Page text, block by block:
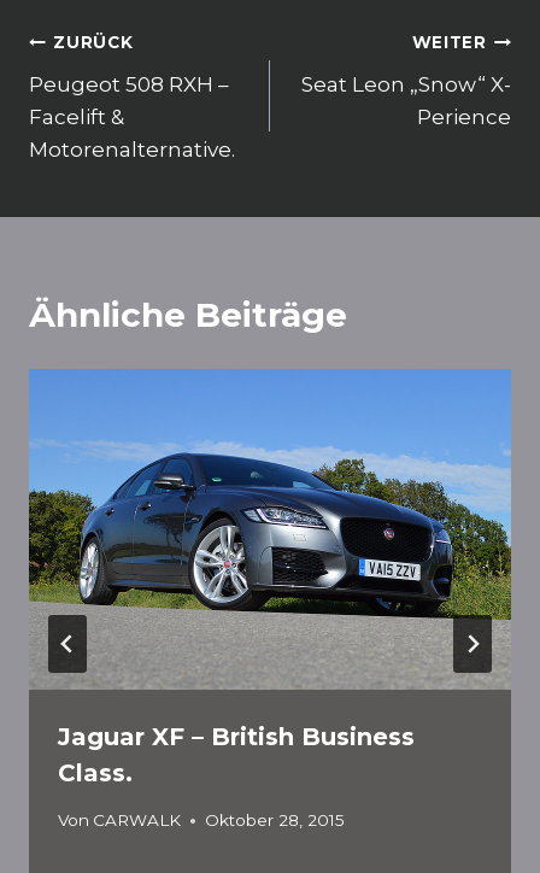
k
Beitragsnavigation
ZURÜCK
Peugeot 508 RXH –
Facelift &
Motorenalternative.
WEITER
Seat Leon „Snow“ X-
Perience
Ähnliche Beiträge
Jaguar XF – British Business
Class.
Von CARWALK Oktober 28, 2015